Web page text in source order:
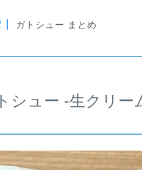
ガトシュー まとめ
シュー -生クリ